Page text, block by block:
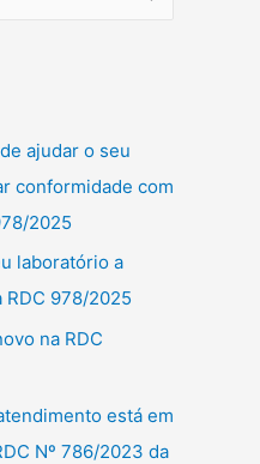
ajudar o seu
conformidade com
2025
laboratório a
978/2025
na RDC
está em
Nº 786/2023 da